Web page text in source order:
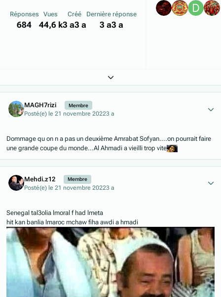
Réponses
684
Vues
44,6 k
Créé
3 a3 a
Dernière réponse
3 a3 a
Expand topic overview
MAGH7rizi Membre
Posté(e) le 21 novembre 20223 a
Dommage qu on n a pas un deuxième Amrabat Sofyan....on pourrait faire
une grande coupe du monde...Al Ahmadi a vieilli trop vite
Mehdi.z12 Membre
Posté(e) le 21 novembre 20223 a
Senegal tal3olia lmoral f had lmeta
hit kan banlia lmaroc mchaw fiha awdi a hmadi